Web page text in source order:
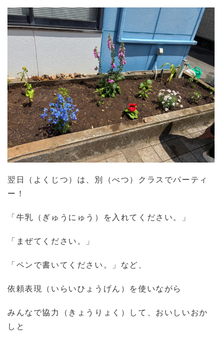
翌日（よくじつ）は、別（べつ）クラスでパーティ
ー！
「牛乳（ぎゅうにゅう）を入れてください。」
「まぜてください。」
「ペンで書いてください。」など、
依頼表現（いらいひょうげん）を使いながら
みんなで協力（きょうりょく）して、おいしいおか
しと